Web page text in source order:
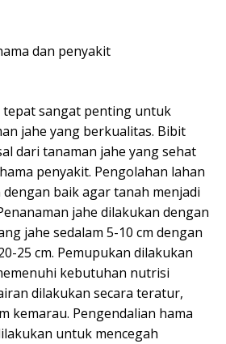
dan penyakit
tepat sangat penting untuk
jahe yang berkualitas. Bibit
dari tanaman jahe yang sehat
penyakit. Pengolahan lahan
baik agar tanah menjadi
jahe dilakukan dengan
jahe sedalam 5-10 cm dengan
25 cm. Pemupukan dilakukan
kebutuhan nutrisi
dilakukan secara teratur,
kemarau. Pengendalian hama
untuk mencegah